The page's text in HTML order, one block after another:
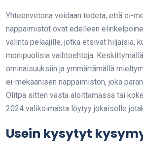
Yhteenvetona voidaan todeta, että ei-
näppäimistöt ovat edelleen
valinta pelaajille, jotka etsivät hiljaisia,
monipuolisia vaihtoehtoja.
ominaisuuksiin ja ymmärtämällä
ei-mekaanisen näppäimistön, joka
Olitpa sitten vasta aloittamassa tai
2024 valikoimasta löytyy jokaiselle
Usein kysytyt